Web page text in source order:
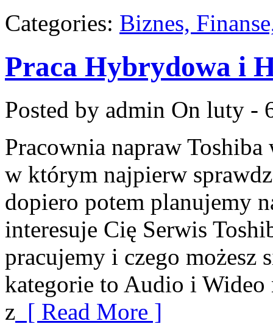
Categories: Biznes,
Praca Hybrydowa i
Posted by admin On luty -
Pracownia napraw
w którym najpierw
dopiero potem planujemy
interesuje Cię Serwis
pracujemy i czego możesz
kategorie to Audio i Wideo
z [ Read More ]